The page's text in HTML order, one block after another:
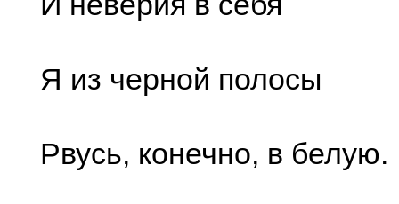
Я из черной полосы
Рвусь, конечно, в белую.